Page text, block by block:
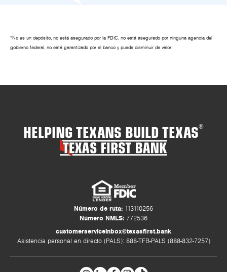
*No es un depósito, no está asegurado por la FDIC, no está asegurado por ninguna agencia del
gobierno federal, no está garantizado por el banco y puede disminuir de valor.
HELPING TEXANS BUILD TEXAS®
Número de ruta: 113110256
Número NMLS: 772536
customerserviceinbox@texasfirst.bank
Asistencia personal en directo (PALS): 888-TFB-PALS (888-832-7257)